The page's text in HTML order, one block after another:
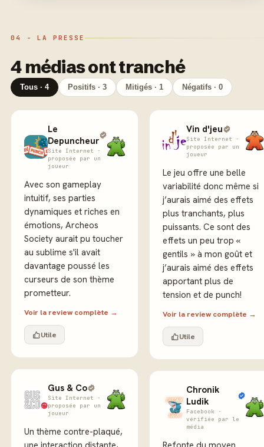
04 - LA PRESSE
4 médias ont tranché
Tous · 4 Positifs · 3 Mitigés · 1 Négatifs · 0
Le
Depuncheur
Site Internet ·
proposée par un
joueur
Avec son gameplay
intuitif, ses parties
dynamiques et riches en
émotions, Archeos
Society aurait pu toucher
au sublime s'il avait
davantage poussé les
curseurs de son thème
prometteur.
Voir la review complète →
Utile
Gus & Co
Site Internet ·
proposée par un
joueur
Un thème contre-plaqué,
Vin d'jeu
Site Internet ·
proposée par un
joueur
Le jeu offre une belle
variabilité donc même si
j’aurais aimé des effets
plus tranchants, plus
puissants. Ce sont des
effets un peu trop «
gentils » à mon goût et
j’aurais aimé des effets
apportant plus de
tension et de punch!
Voir la review complète →
Utile
Chronik
Ludik
Facebook ·
vérifiée par le
média